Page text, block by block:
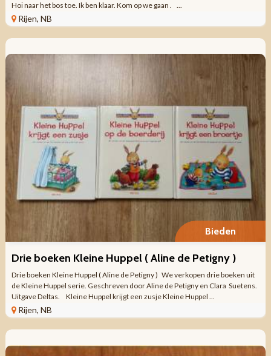
Hoi naar het bos toe. Ik ben klaar. Kom op we gaan . ...
Rijen, NB
Bieden
Drie boeken Kleine Huppel ( Aline de Petigny )
Drie boeken Kleine Huppel ( Aline de Petigny ) We verkopen drie boeken uit
de Kleine Huppel serie. Geschreven door Aline de Petigny en Clara Suetens.
Uitgave Deltas. Kleine Huppel krijgt een zusje Kleine Huppel ...
Rijen, NB